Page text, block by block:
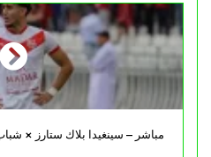
مباشر – سينغيدا بلاك ستارز ×